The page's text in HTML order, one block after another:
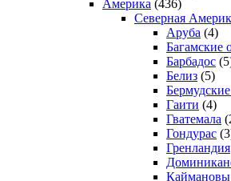
Америка (436)
Северная
Аруба (4)
Багамские
Барбадос
Белиз (5)
Гаити (4)
Гватемала
Гондурас
Гренландия
Каймановы